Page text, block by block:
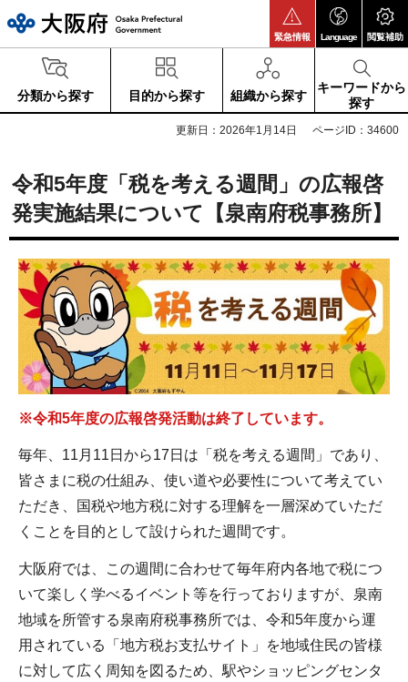
緊急情報 Language 閲覧補助
分類から探す 目的から探す 組織から探す
キーワードから
探す
更新日：2026年1月14日 ページID：34600
令和5年度「税を考える週間」の広報啓
発実施結果について【泉南府税事務所】
※令和5年度の広報啓発活動は終了しています。
毎年、11月11日から17日は「税を考える週間」であり、
皆さまに税の仕組み、使い道や必要性について考えてい
ただき、国税や地方税に対する理解を一層深めていただ
くことを目的として設けられた週間です。
大阪府では、この週間に合わせて毎年府内各地で税につ
いて楽しく学べるイベント等を行っておりますが、泉南
地域を所管する泉南府税事務所では、令和5年度から運
用されている「地方税お支払サイト」を地域住民の皆様
に対して広く周知を図るため、駅やショッピングセンタ